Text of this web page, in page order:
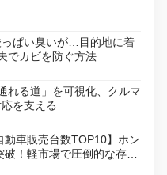
ぱい臭いが…目的地に着
でカビを防ぐ方法
れる道」を可視化、クルマ
を支える
動車販売台数TOP10】ホン
！軽市場で圧倒的な存在